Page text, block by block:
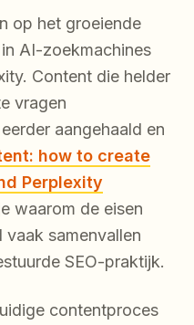
op het groeiende
AI-zoekmachines
Content die helder
vragen
aangehaald en
how to create
Perplexity
waarom de eisen
samenvallen
SEO-praktijk.
contentproces